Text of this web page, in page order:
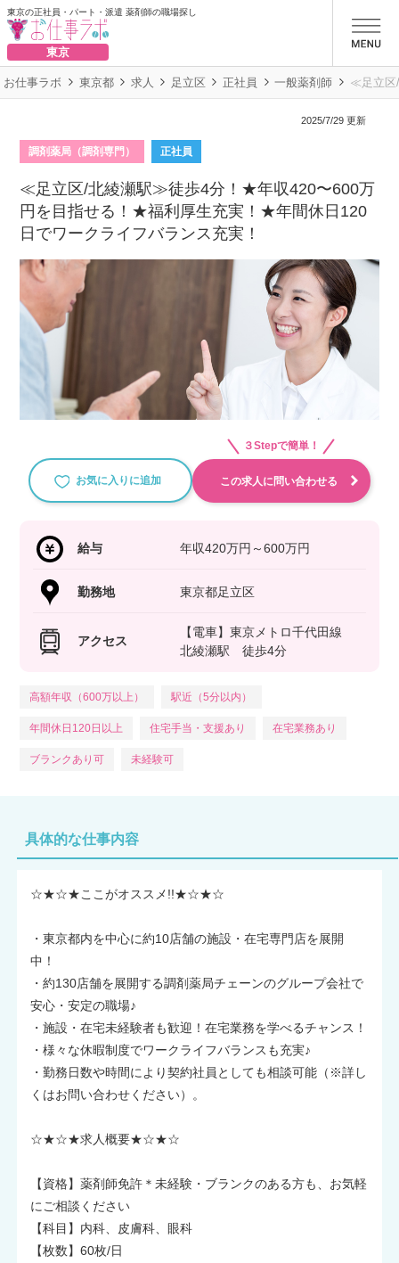
東京の正社員・パート・派遣 薬剤師の職場探し
東京
お仕事ラボ 東京都 求人 足立区 正社員 一般薬剤師 ≪足立区
2025/7/29 更新
調剤薬局（調剤専門） 正社員
≪足立区/北綾瀬駅≫徒歩4分！★年収420〜600万
円を目指せる！★福利厚生充実！★年間休日120
日でワークライフバランス充実！
お気に入りに追加
３Stepで簡単！
この求人に問い合わせる
給与 年収420万円～600万円
勤務地 東京都足立区
アクセス
【電車】東京メトロ千代田線
北綾瀬駅 徒歩4分
高額年収（600万以上） 駅近（5分以内）
年間休日120日以上 住宅手当・支援あり 在宅業務あり
ブランクあり可 未経験可
具体的な仕事内容
☆★☆★ここがオススメ!!★☆★☆
・東京都内を中心に約10店舗の施設・在宅専門店を展開
中！
・約130店舗を展開する調剤薬局チェーンのグループ会社で
安心・安定の職場♪
・施設・在宅未経験者も歓迎！在宅業務を学べるチャンス！
・様々な休暇制度でワークライフバランスも充実♪
・勤務日数や時間により契約社員としても相談可能（※詳し
くはお問い合わせください）。
☆★☆★求人概要★☆★☆
【資格】薬剤師免許＊未経験・ブランクのある方も、お気軽
にご相談ください
【科目】内科、皮膚科、眼科
【枚数】60枚/日